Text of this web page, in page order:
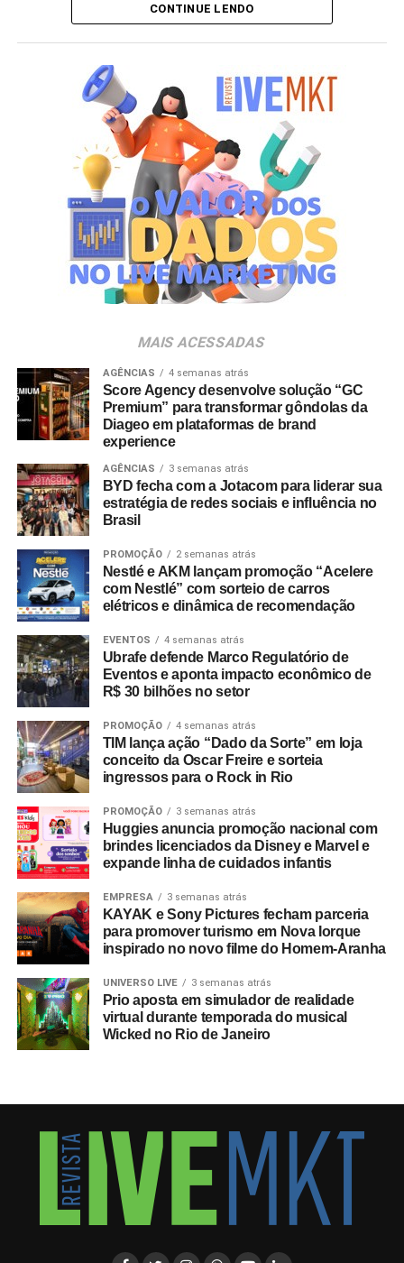
personagem surpresa apenas no momento da abertura
criação de experiências afetivas para diferentes
gerações. Com o Copo Surpresa, queremos trazer um
novo momento de interação com a marca, adicionando
um elemento de surpresa que torna cada visita ao Bob’s
ainda mais divertida”, aponta Renata Brigatti Lange,
diretora de marketing do Bob’s.
A campanha possui abrangência nacional e estará
disponível por tempo limitado em todos os restaurantes
da rede até 31 de agosto de 2026, ou enquanto durarem
os estoques nas unidades.
CONTINUE LENDO
MAIS ACESSADAS
AGÊNCIAS 4 semanas atrás
Score Agency desenvolve solução “GC
Premium” para transformar gôndolas da
Diageo em plataformas de brand
experience
AGÊNCIAS 3 semanas atrás
BYD fecha com a Jotacom para liderar sua
estratégia de redes sociais e influência no
Brasil
PROMOÇÃO 2 semanas atrás
Nestlé e AKM lançam promoção “Acelere
com Nestlé” com sorteio de carros
elétricos e dinâmica de recomendação
EVENTOS 4 semanas atrás
Ubrafe defende Marco Regulatório de
Eventos e aponta impacto econômico de
R$ 30 bilhões no setor
PROMOÇÃO 4 semanas atrás
TIM lança ação “Dado da Sorte” em loja
conceito da Oscar Freire e sorteia
ingressos para o Rock in Rio
PROMOÇÃO 3 semanas atrás
Huggies anuncia promoção nacional com
brindes licenciados da Disney e Marvel e
expande linha de cuidados infantis
EMPRESA 3 semanas atrás
KAYAK e Sony Pictures fecham parceria
para promover turismo em Nova Iorque
inspirado no novo filme do Homem-Aranha
UNIVERSO LIVE 3 semanas atrás
Prio aposta em simulador de realidade
virtual durante temporada do musical
Wicked no Rio de Janeiro